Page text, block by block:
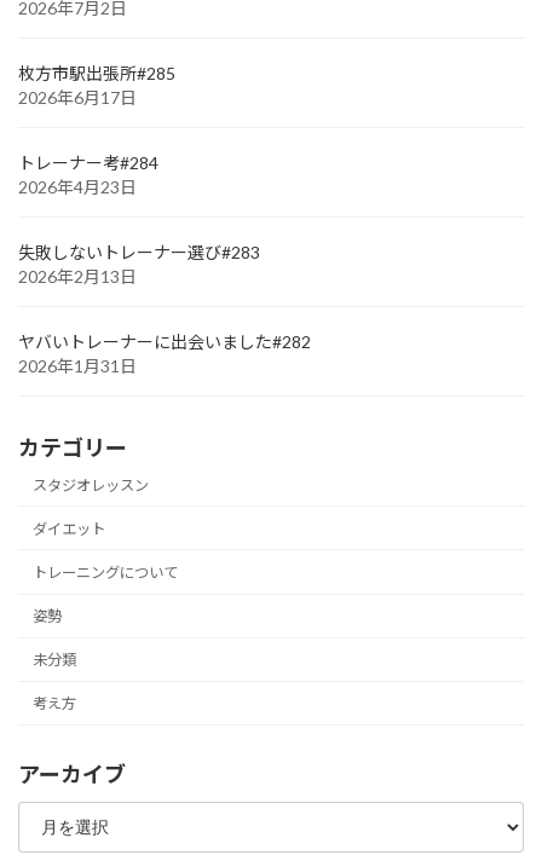
2026年7月2日
枚方市駅出張所#285
2026年6月17日
トレーナー考#284
2026年4月23日
失敗しないトレーナー選び#283
2026年2月13日
ヤバいトレーナーに出会いました#282
2026年1月31日
カテゴリー
スタジオレッスン
ダイエット
トレーニングについて
姿勢
未分類
考え方
アーカイブ
ア
カ